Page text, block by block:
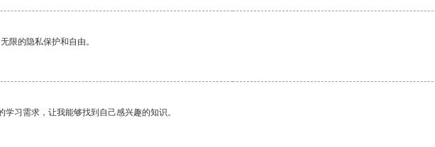
限的隐私保护和自由。
习需求，让我能够找到自己感兴趣的知识。